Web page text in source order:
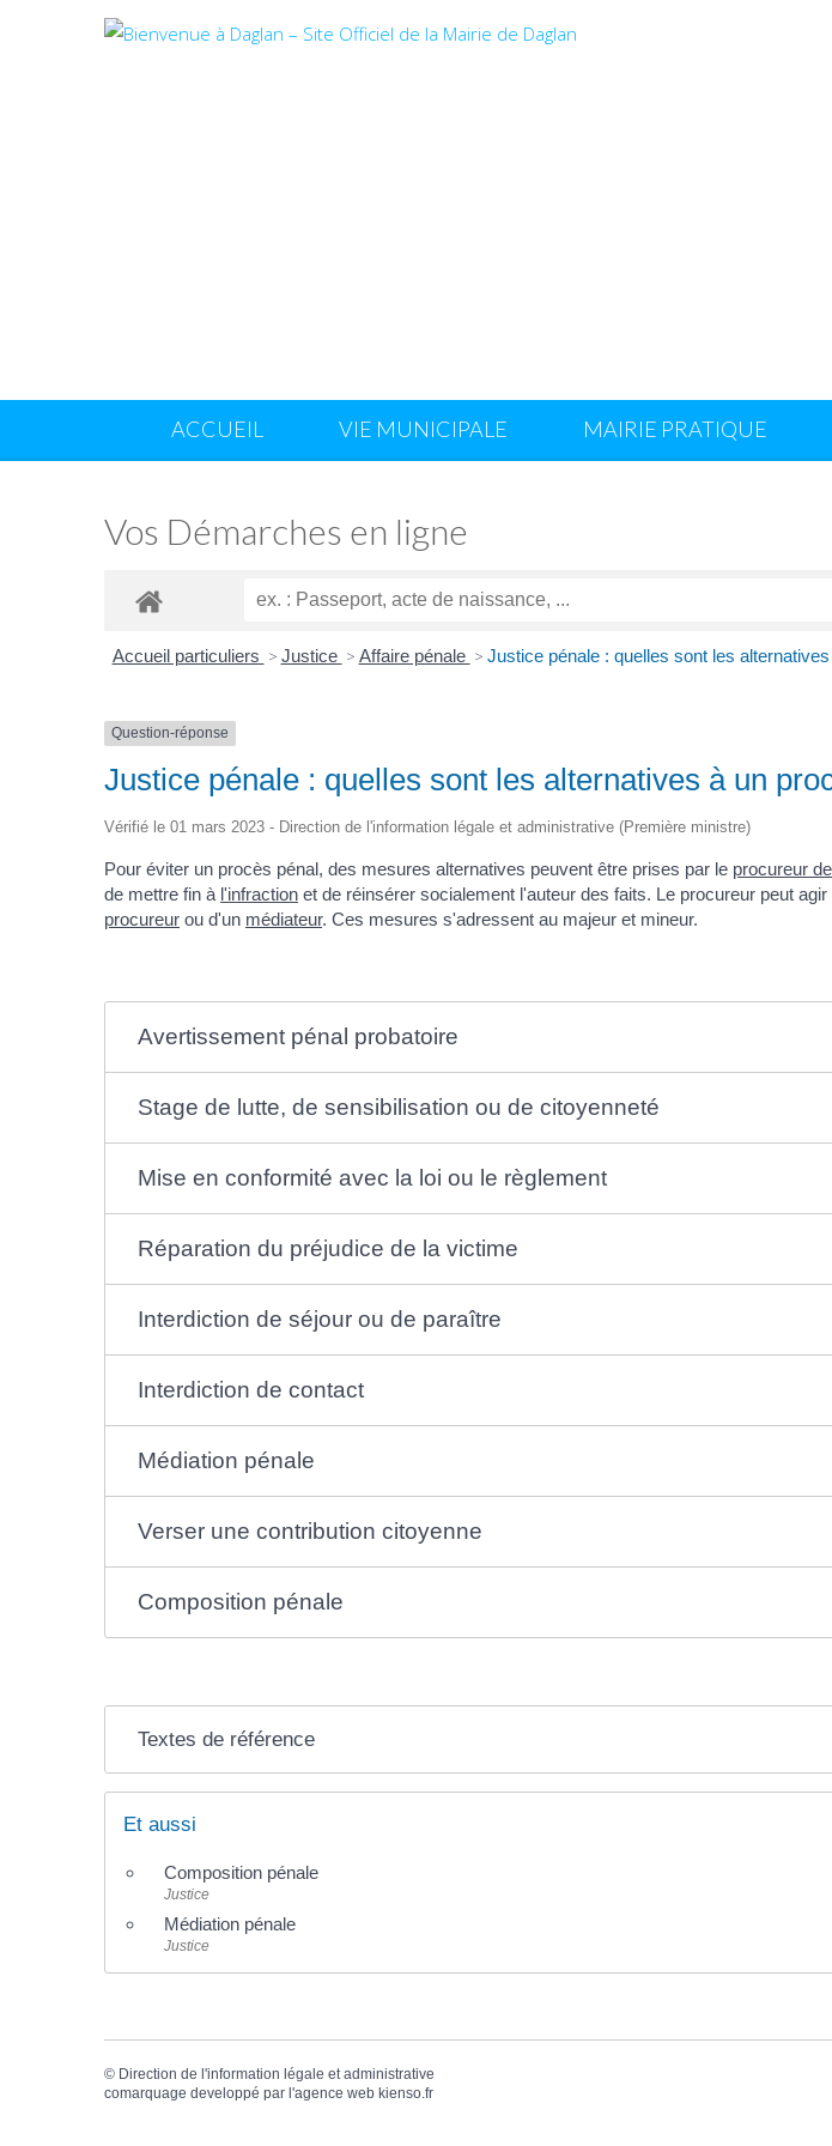
ACCUEIL VIE MUNICIPALE MAIRIE PRATIQUE
Vos Démarches en ligne
Accueil particuliers > Justice > Affaire pénale > Justice pénale : quelles sont les
Question-réponse
Justice pénale : quelles sont les alternatives à un
Vérifié le 01 mars 2023 - Direction de l'information légale et administrative (Première ministre)
Pour éviter un procès pénal, des mesures alternatives peuvent être prises par le procureur
de mettre fin à l'infraction et de réinsérer socialement l'auteur des faits. Le procureur peut
procureur ou d'un médiateur. Ces mesures s'adressent au majeur et mineur.
Avertissement pénal probatoire
Stage de lutte, de sensibilisation ou de citoyenneté
Mise en conformité avec la loi ou le règlement
Réparation du préjudice de la victime
Interdiction de séjour ou de paraître
Interdiction de contact
Médiation pénale
Verser une contribution citoyenne
Composition pénale
Textes de référence
Et aussi
Composition pénale
Justice
Médiation pénale
Justice
© Direction de l'information légale et administrative
comarquage developpé par l'agence web kienso.fr